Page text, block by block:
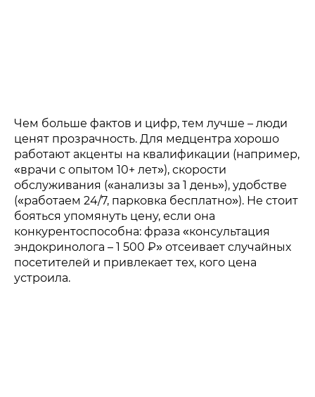
Чем больше фактов и цифр, тем лучше – люди
ценят прозрачность. Для медцентра хорошо
работают акценты на квалификации (например,
«врачи с опытом 10+ лет»), скорости
обслуживания («анализы за 1 день»), удобстве
(«работаем 24/7, парковка бесплатно»). Не стоит
бояться упомянуть цену, если она
конкурентоспособна: фраза «консультация
эндокринолога – 1 500 ₽» отсеивает случайных
посетителей и привлекает тех, кого цена
устроила.